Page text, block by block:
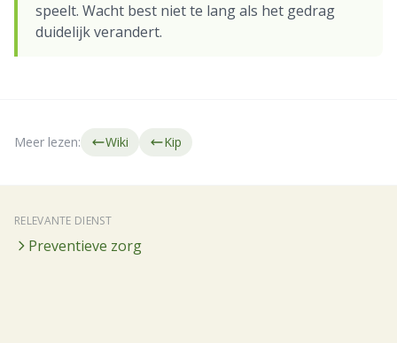
speelt. Wacht best niet te lang als het gedrag
duidelijk verandert.
Meer lezen: Wiki Kip
RELEVANTE DIENST
Preventieve zorg